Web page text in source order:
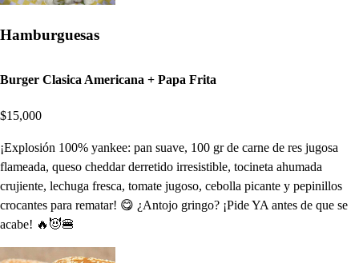
Hamburguesas
Burger Clasica Americana + Papa Frita
$15,000
¡Explosión 100% yankee: pan suave, 100 gr de carne de res jugosa
flameada, queso cheddar derretido irresistible, tocineta ahumada
crujiente, lechuga fresca, tomate jugoso, cebolla picante y pepinillos
crocantes para rematar! 😋 ¿Antojo gringo? ¡Pide YA antes de que se
acabe! 🔥😈🍔